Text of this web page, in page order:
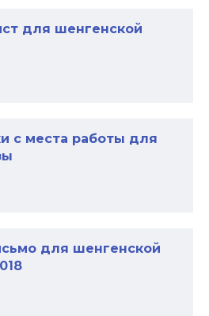
для шенгенской
с места работы для
для шенгенской